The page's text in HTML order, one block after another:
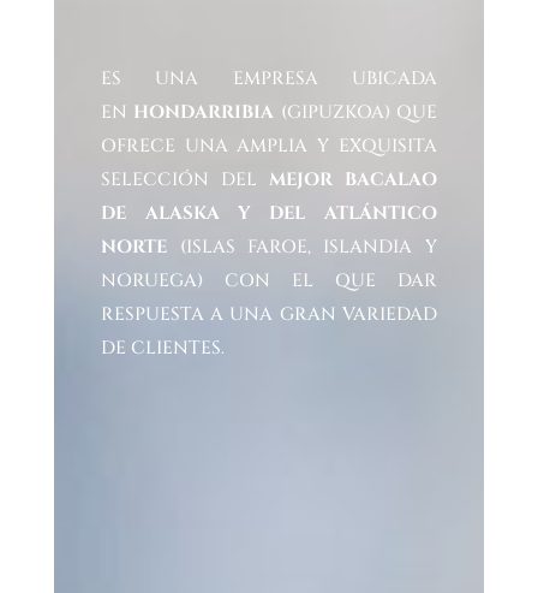
ES UNA EMPRESA UBICADA
EN HONDARRIBIA (GIPUZKOA) QUE
OFRECE UNA AMPLIA Y EXQUISITA
SELECCIÓN DEL MEJOR BACALAO
DE ALASKA Y DEL ATLÁNTICO
NORTE (ISLAS FAROE, ISLANDIA Y
NORUEGA) CON EL QUE DAR
RESPUESTA A UNA GRAN VARIEDAD
DE CLIENTES.